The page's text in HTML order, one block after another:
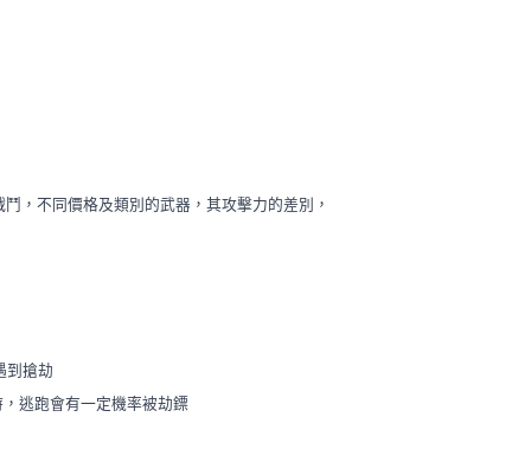
，不同價格及類別的武器，其攻擊力的差別，
到搶劫
逃跑會有一定機率被劫鏢